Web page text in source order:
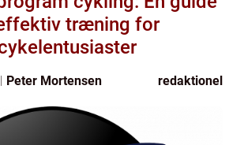
træning for
Peter Mortensen redaktionel